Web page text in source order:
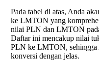
Pada tabel di atas, Anda
ke LMTON yang
nilai PLN dan LMTON
Daftar ini mencakup nilai
PLN ke LMTON, sehingga
konversi dengan jelas.